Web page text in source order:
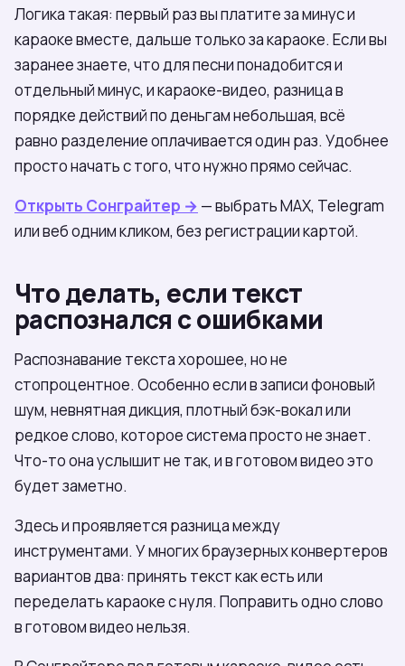
Логика такая: первый раз вы платите за минус и
караоке вместе, дальше только за караоке. Если вы
заранее знаете, что для песни понадобится и
отдельный минус, и караоке-видео, разница в
порядке действий по деньгам небольшая, всё
равно разделение оплачивается один раз. Удобнее
просто начать с того, что нужно прямо сейчас.
Открыть Сонграйтер → — выбрать МАХ, Telegram
или веб одним кликом, без регистрации картой.
Что делать, если текст
распознался с ошибками
Распознавание текста хорошее, но не
стопроцентное. Особенно если в записи фоновый
шум, невнятная дикция, плотный бэк-вокал или
редкое слово, которое система просто не знает.
Что-то она услышит не так, и в готовом видео это
будет заметно.
Здесь и проявляется разница между
инструментами. У многих браузерных конвертеров
вариантов два: принять текст как есть или
переделать караоке с нуля. Поправить одно слово
в готовом видео нельзя.